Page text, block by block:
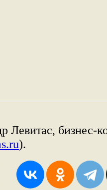
Левитас, бизнес-
).